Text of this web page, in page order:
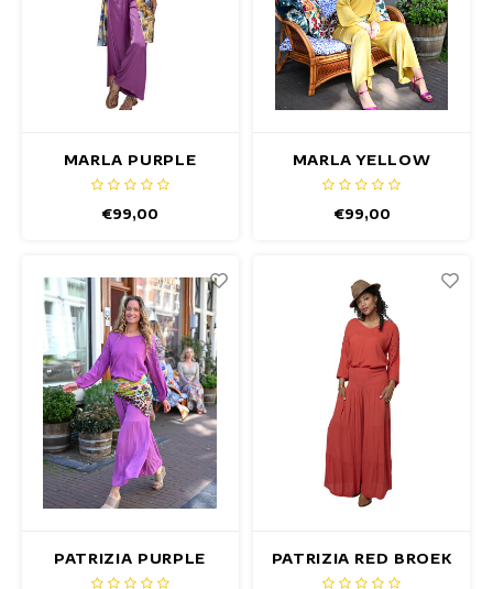
MARLA PURPLE
SATIN BROEK
€99,00
MARLA YELLOW
SATIN BROEK
€99,00
PATRIZIA PURPLE
BROEK
PATRIZIA RED BROEK